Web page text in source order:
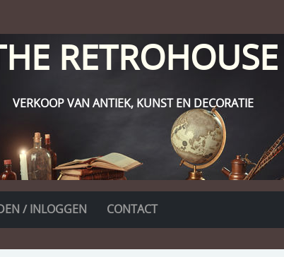
RETROHOUSE
VERKOOP VAN ANTIEK, KUNST EN DECORATIE
/ INLOGGEN CONTACT